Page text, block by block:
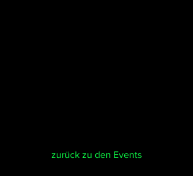
zurück zu den Events